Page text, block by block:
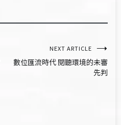
NEXT ARTICLE
數位匯流時代 閱聽環境的未審
先判